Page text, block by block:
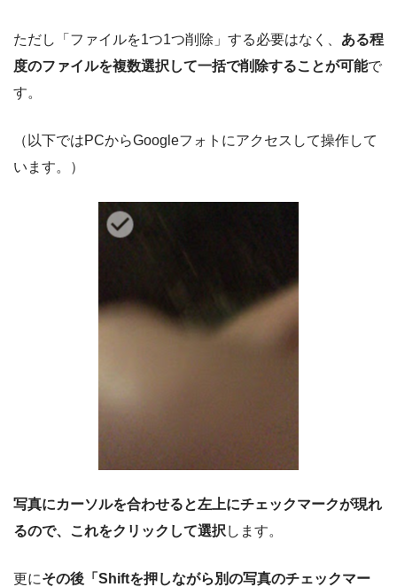
ただし「ファイルを1つ1つ削除」する必要はなく、 ある程
度のファイルを複数選択して一括で削除することが可能で
す。
（以下ではPCからGoogleフォトにアクセスして操作して
います。）
写真にカーソルを合わせると左上にチェックマークが現れ
るので、これをクリックして選択 します。
更にその後「Shiftを押しながら別の写真のチェックマー